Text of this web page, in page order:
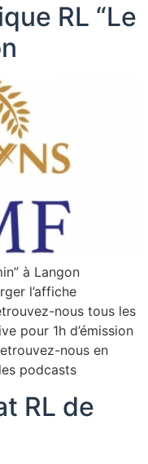
RL “Le
à Langon
l’affiche
nous tous les
pour 1h d’émission
nous en
podcasts
RL de